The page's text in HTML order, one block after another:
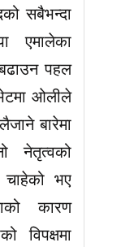
सबैभन्दा
एमालेका
पहल
ओलीले
बारेमा
नेतृत्वको
भए
कारण
विपक्षमा